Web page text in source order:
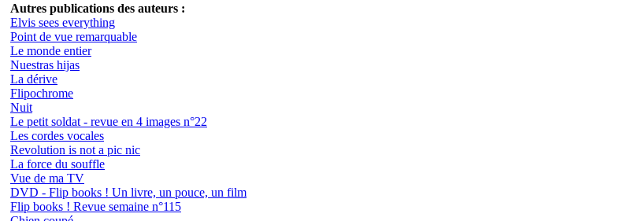
Autres publications des auteurs :
Elvis sees everything
Point de vue remarquable
Le monde entier
Nuestras hijas
La dérive
Flipochrome
Nuit
Le petit soldat - revue en 4 images n°22
Les cordes vocales
Revolution is not a pic nic
La force du souffle
Vue de ma TV
DVD - Flip books ! Un livre, un pouce, un film
Flip books ! Revue semaine n°115